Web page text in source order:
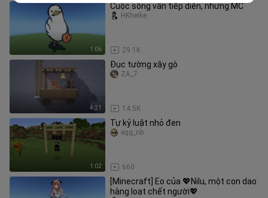
1:06
Cuộc sống vẫn tiếp diễn, nhưng MC
29.1K
HKheike
4:21
Đục tường xây gò
14.5K
ZA_7
1:02
Tự kỷ luật nhỏ đen
660
egg_nb
[Minecraft] Eo của 💖Nilu, một con dao
hàng loạt chết người💖